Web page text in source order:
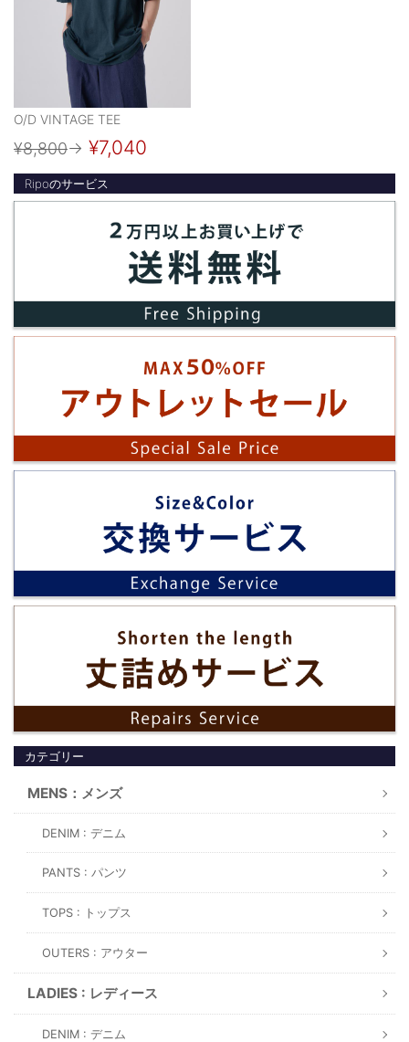
O/D VINTAGE TEE
¥8,800→ ¥7,040
Ripoのサービス
カテゴリー
MENS：メンズ
DENIM : デニム
PANTS : パンツ
TOPS : トップス
OUTERS : アウター
LADIES : レディース
DENIM : デニム